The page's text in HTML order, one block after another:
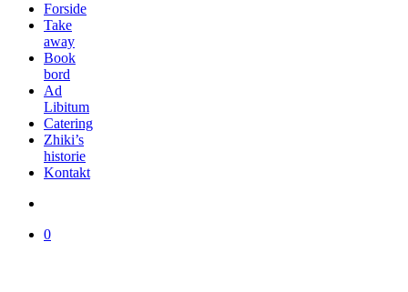
Forside
Take
away
Book
bord
Ad
Libitum
Catering
Zhiki’s
historie
Kontakt
0